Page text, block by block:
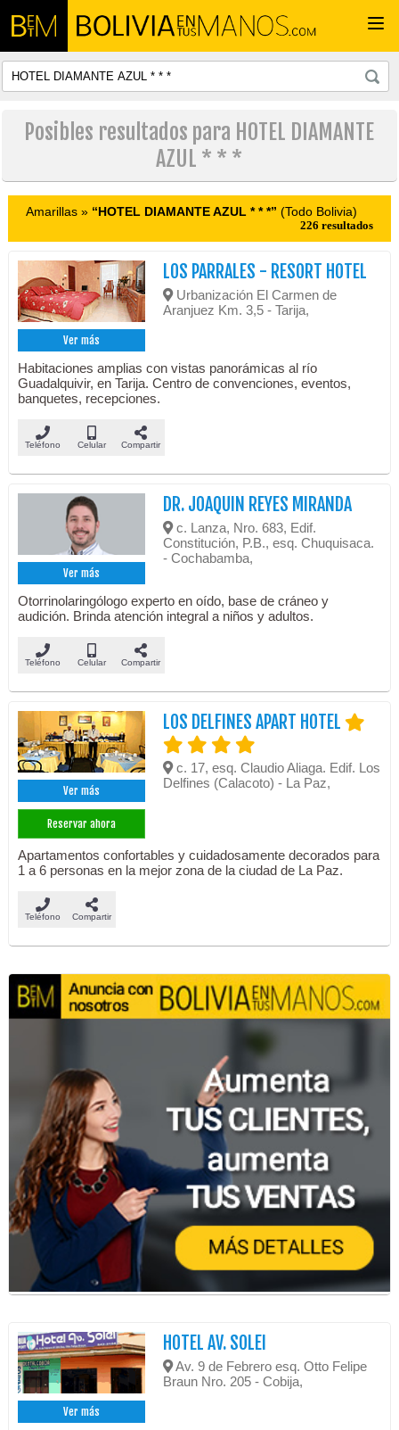
Posibles resultados para HOTEL DIAMANTE
AZUL * * *
Amarillas » “HOTEL DIAMANTE AZUL * * *” (Todo Bolivia)
226 resultados
Ver más
LOS PARRALES - RESORT HOTEL
Urbanización El Carmen de
Aranjuez Km. 3,5 - Tarija,
Habitaciones amplias con vistas panorámicas al río
Guadalquivir, en Tarija. Centro de convenciones, eventos,
banquetes, recepciones.
Teléfono Celular Compartir
Ver más
DR. JOAQUIN REYES MIRANDA
c. Lanza, Nro. 683, Edif.
Constitución, P.B., esq. Chuquisaca.
- Cochabamba,
Otorrinolaringólogo experto en oído, base de cráneo y
audición. Brinda atención integral a niños y adultos.
Teléfono Celular Compartir
Ver más
Reservar ahora
LOS DELFINES APART HOTEL
c. 17, esq. Claudio Aliaga. Edif. Los
Delfines (Calacoto) - La Paz,
Apartamentos confortables y cuidadosamente decorados para
1 a 6 personas en la mejor zona de la ciudad de La Paz.
Teléfono Compartir
Ver más
HOTEL AV. SOLEI
Av. 9 de Febrero esq. Otto Felipe
Braun Nro. 205 - Cobija,